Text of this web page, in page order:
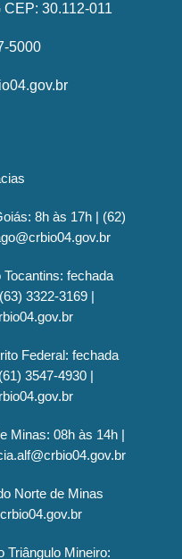
30.112-011
5000
8h às 17h | (62)
fechada
3322-3169 |
Federal: fechada
3547-4930 |
Minas: 08h às 14h |
Norte de Minas
Triângulo Mineiro: